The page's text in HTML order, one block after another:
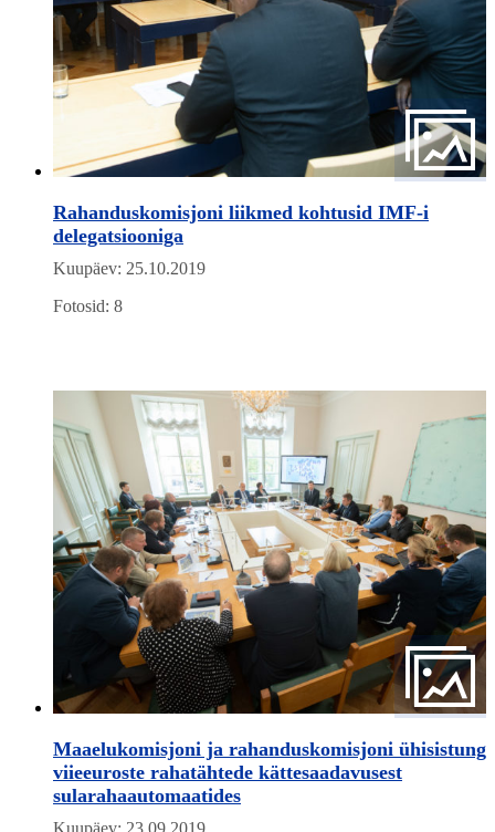
Rahanduskomisjoni liikmed kohtusid IMF-i
delegatsiooniga
Kuupäev: 25.10.2019
Fotosid: 8
Maaelukomisjoni ja rahanduskomisjoni ühisistung
viieeuroste rahatähtede kättesaadavusest
sularahaautomaatides